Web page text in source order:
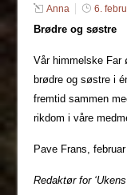
Anna 6.
Brødre og søstre
Vår himmelske Far
brødre og søstre i
fremtid sammen
rikdom i våre
Pave Frans,
Redaktør for